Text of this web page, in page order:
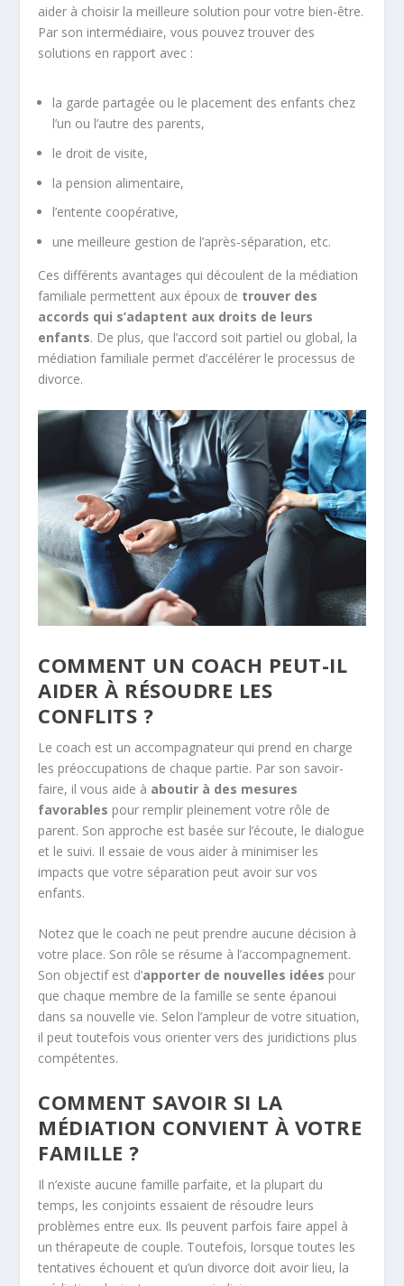
aider à choisir la meilleure solution pour votre bien-être.
Par son intermédiaire, vous pouvez trouver des
solutions en rapport avec :
la garde partagée ou le placement des enfants chez
l’un ou l’autre des parents,
le droit de visite,
la pension alimentaire,
l’entente coopérative,
une meilleure gestion de l’après-séparation, etc.
Ces différents avantages qui découlent de la médiation
familiale permettent aux époux de trouver des
accords qui s’adaptent aux droits de leurs
enfants. De plus, que l’accord soit partiel ou global, la
médiation familiale permet d’accélérer le processus de
divorce.
COMMENT UN COACH PEUT-IL
AIDER À RÉSOUDRE LES
CONFLITS ?
Le coach est un accompagnateur qui prend en charge
les préoccupations de chaque partie. Par son savoir-
faire, il vous aide à aboutir à des mesures
favorables pour remplir pleinement votre rôle de
parent. Son approche est basée sur l’écoute, le dialogue
et le suivi. Il essaie de vous aider à minimiser les
impacts que votre séparation peut avoir sur vos
enfants.
Notez que le coach ne peut prendre aucune décision à
votre place. Son rôle se résume à l’accompagnement.
Son objectif est d’apporter de nouvelles idées pour
que chaque membre de la famille se sente épanoui
dans sa nouvelle vie. Selon l’ampleur de votre situation,
il peut toutefois vous orienter vers des juridictions plus
compétentes.
COMMENT SAVOIR SI LA
MÉDIATION CONVIENT À VOTRE
FAMILLE ?
Il n’existe aucune famille parfaite, et la plupart du
temps, les conjoints essaient de résoudre leurs
problèmes entre eux. Ils peuvent parfois faire appel à
un thérapeute de couple. Toutefois, lorsque toutes les
tentatives échouent et qu’un divorce doit avoir lieu, la